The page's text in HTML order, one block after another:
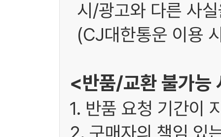
시/광고와 다른 사
(CJ대한통운 이용
<반품/교환 불가능
1. 반품 요청 기간이
2. 구매자의 책임 있